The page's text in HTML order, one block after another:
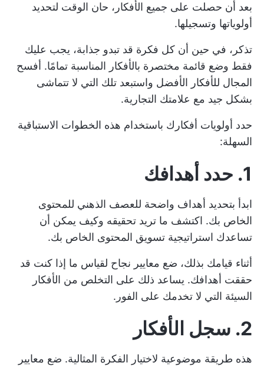
بعد أن حصلت على جميع الأفكار، حان الوقت لتحديد
أولوياتها وتسجيلها.
تذكر، في حين أن كل فكرة قد تبدو جذابة، يجب عليك
فقط وضع قائمة مختصرة بالأفكار المناسبة تمامًا. أفسح
المجال للأفكار الأفضل واستبعد تلك التي لا تتماشى
بشكل جيد مع علامتك التجارية.
حدد أولويات أفكارك باستخدام هذه الخطوات الاستباقية
السهلة:
1. حدد أهدافك
ابدأ بتحديد أهداف واضحة للعصف الذهني للمحتوى
الخاص بك. اكتشف ما تريد تحقيقه وكيف يمكن أن
تساعدك استراتيجية تسويق المحتوى الخاص بك.
أثناء قيامك بذلك، ضع معايير نجاح لقياس ما إذا كنت قد
حققت أهدافك. يساعد ذلك على التخلص من الأفكار
السيئة التي لا تخدمك على الفور.
2. سجل الأفكار
هذه طريقة موضوعية لاختيار الفكرة المثالية. ضع معايير